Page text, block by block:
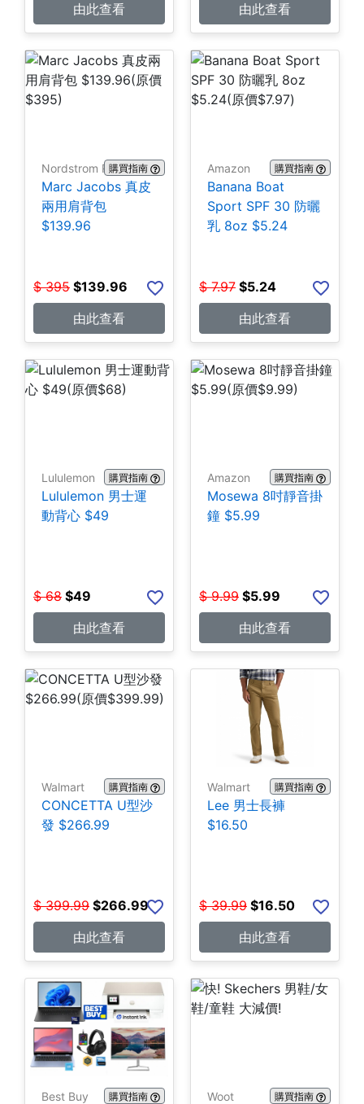
由此查看
由此查看
Nordstrom Rack購買指南
Marc Jacobs 真皮
兩用肩背包
$139.96
$ 395 $139.96
由此查看
Amazon 購買指南
Banana Boat
Sport SPF 30 防曬
乳 8oz $5.24
$ 7.97 $5.24
由此查看
Lululemon 購買指南
Lululemon 男士運
動背心 $49
$ 68 $49
由此查看
Amazon 購買指南
Mosewa 8吋靜音掛
鐘 $5.99
$ 9.99 $5.99
由此查看
Walmart 購買指南
CONCETTA U型沙
發 $266.99
$ 399.99 $266.99
由此查看
Walmart 購買指南
Lee 男士長褲
$16.50
$ 39.99 $16.50
由此查看
Best Buy 購買指南 Woot 購買指南